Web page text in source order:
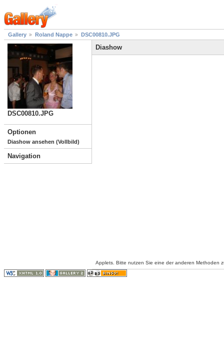
Gallery Roland Nappe DSC00810.JPG
DSC00810.JPG
Optionen
Diashow ansehen (Vollbild)
Navigation
Diashow
Applets. Bitte nutzen Sie eine der anderen Methoden